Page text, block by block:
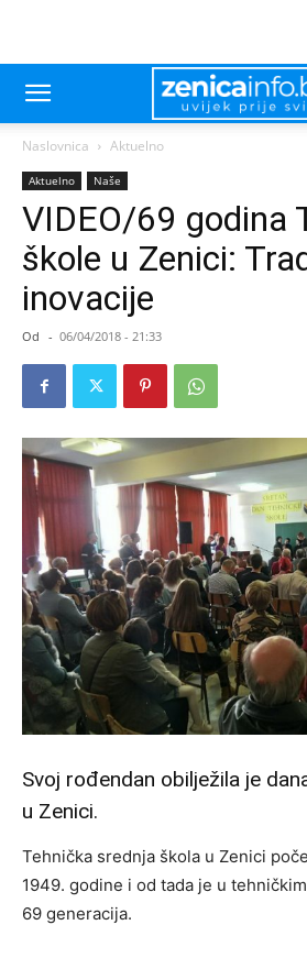
Naslovnica Aktuelno
Aktuelno Naše
VIDEO/69 godina
škole u Zenici:
inovacije
Od - 06/04/2018 - 21:33
Svoj rođendan obilježila je
u Zenici.
Tehnička srednja škola u Zenici
1949. godine i od tada je u
69 generacija.